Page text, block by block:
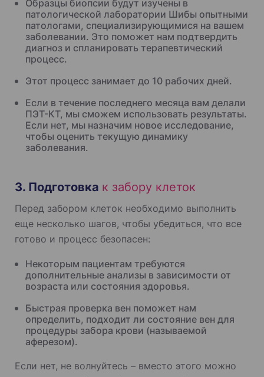
Образцы биопсии будут изучены в
патологической лаборатории Шибы опытными
патологами, специализирующимися на вашем
заболевании. Это поможет нам подтвердить
диагноз и спланировать терапевтический
процесс.
Этот процесс занимает до 10 рабочих дней.
Если в течение последнего месяца вам делали
ПЭТ-КТ, мы сможем использовать результаты.
Если нет, мы назначим новое исследование,
чтобы оценить текущую динамику
заболевания.
3. Подготовка к забору клеток
Перед забором клеток необходимо выполнить
еще несколько шагов, чтобы убедиться, что все
готово и процесс безопасен:
Некоторым пациентам требуются
дополнительные анализы в зависимости от
возраста или состояния здоровья.
Быстрая проверка вен поможет нам
определить, подходит ли состояние вен для
процедуры забора крови (называемой
аферезом).
Если нет, не волнуйтесь – вместо этого можно